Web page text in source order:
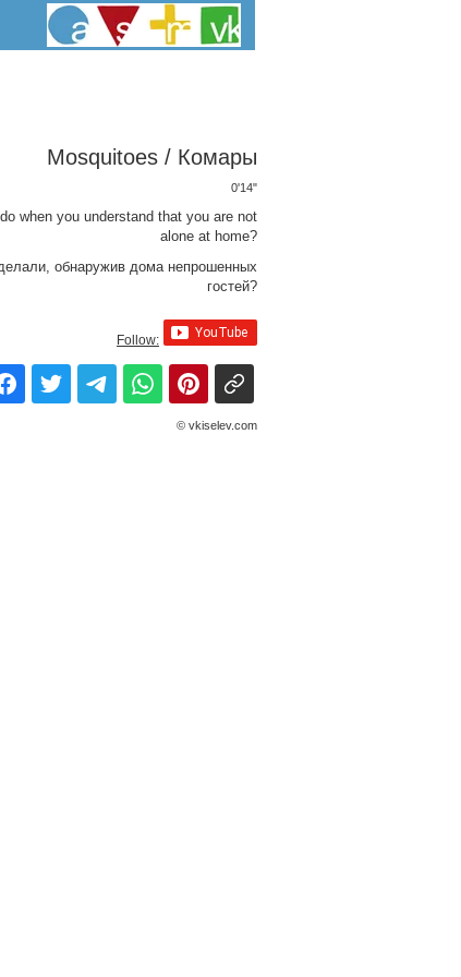
Mosquitoes / Комары
0'14"
when you understand that you are not
alone at home?
обнаружив дома непрошенных
гостей?
Follow:
© vkiselev.com